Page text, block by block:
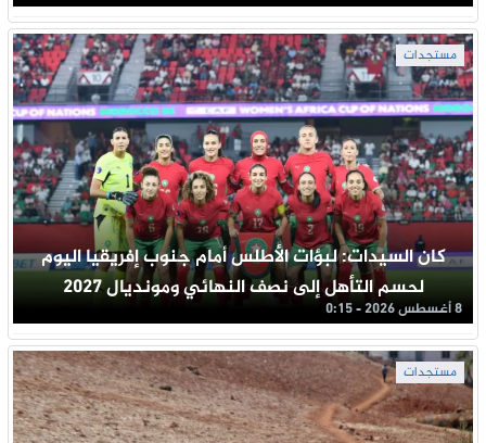
مستجدات
كان السيدات: لبؤات الأطلس أمام جنوب إفريقيا اليوم
لحسم التأهل إلى نصف النهائي ومونديال 2027
8 أغسطس 2026 - 0:15
مستجدات